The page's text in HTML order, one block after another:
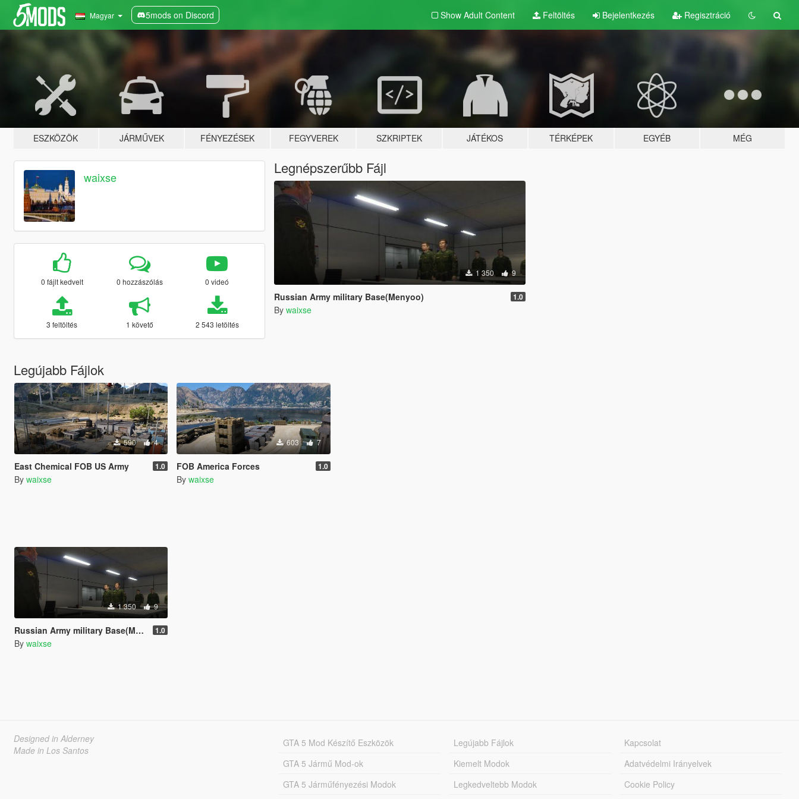
Magyar 5mods on Discord Show Adult Content Feltöltés Bejelentkezés Regisztráció
ESZKÖZÖK JÁRMŰVEK FÉNYEZÉSEK FEGYVEREK SZKRIPTEK JÁTÉKOS TÉRKÉPEK EGYÉB MÉG
waixse
0 fájlt kedvelt 0 hozzászólás 0 videó
3 feltöltés 1 követő 2 543 letöltés
Legnépszerűbb Fájl
1 350 9
Russian Army military Base(Menyoo) 1.0
By waixse
Legújabb Fájlok
590 4
East Chemical FOB US Army 1.0
By waixse
603 7
FOB America Forces 1.0
By waixse
1 350 9
Russian Army military Base(Menyoo) 1.0
By waixse
Designed in Alderney
Made in Los Santos
GTA 5 Mod Készítő Eszközök
GTA 5 Jármű Mod-ok
GTA 5 Járműfényezési Modok
Legújabb Fájlok
Kiemelt Modok
Legkedveltebb Modok
Kapcsolat
Adatvédelmi Irányelvek
Cookie Policy